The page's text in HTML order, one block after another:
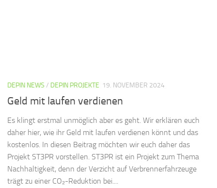
DEPIN NEWS / DEPIN PROJEKTE 19. NOVEMBER 2024
Geld mit laufen verdienen
Es klingt erstmal unmöglich aber es geht. Wir erklären euch
daher hier, wie ihr Geld mit laufen verdienen könnt und das
kostenlos. In diesen Beitrag möchten wir euch daher das
Projekt ST3PR vorstellen. ST3PR ist ein Projekt zum Thema
Nachhaltigkeit, denn der Verzicht auf Verbrennerfahrzeuge
trägt zu einer CO₂-Reduktion bei....